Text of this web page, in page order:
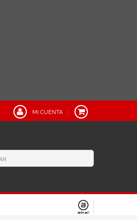
MI CUENTA